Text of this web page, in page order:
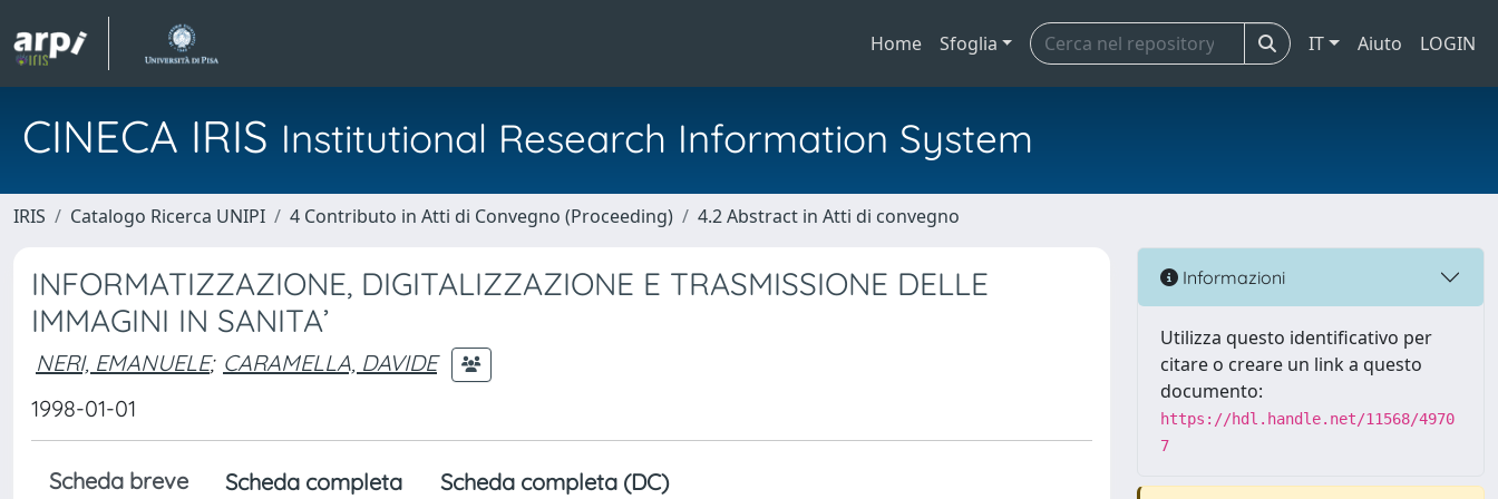
Home Sfoglia IT Aiuto LOGIN
CINECA IRIS Institutional Research Information System
IRIS Catalogo Ricerca UNIPI 4 Contributo in Atti di Convegno (Proceeding) 4.2 Abstract in Atti di convegno
INFORMATIZZAZIONE, DIGITALIZZAZIONE E TRASMISSIONE DELLE
IMMAGINI IN SANITA’
NERI, EMANUELE; CARAMELLA, DAVIDE
1998-01-01
Scheda breve Scheda completa Scheda completa (DC)
Informazioni
Utilizza questo identificativo per
citare o creare un link a questo
documento:
https://hdl.handle.net/11568/4970
7